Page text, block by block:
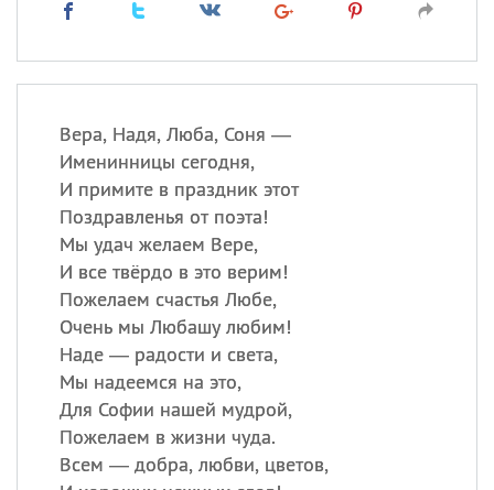
Вера, Надя, Люба, Соня —
Именинницы сегодня,
И примите в праздник этот
Поздравленья от поэта!
Мы удач желаем Вере,
И все твёрдо в это верим!
Пожелаем счастья Любе,
Очень мы Любашу любим!
Наде — радости и света,
Мы надеемся на это,
Для Софии нашей мудрой,
Пожелаем в жизни чуда.
Всем — добра, любви, цветов,